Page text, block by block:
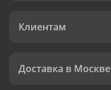
Клиентам
Доставка в Москве